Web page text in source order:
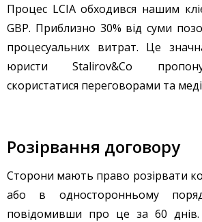
Процес LCIA обходився нашим
GBP. Приблизно 30% від суми
процесуальних витрат. Це
юристи Stalirov&Co
скористатися переговорами та
Розірвання договору
Сторони мають право розірвати
або в односторонньому
повідомивши про це за 60